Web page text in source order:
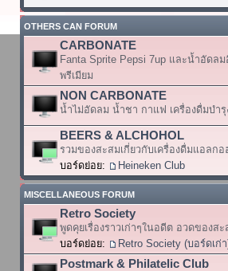
OTHERS CAN FORUM
CARBONATE
Fanta Sprite Pepsi 7up และน้ำอัดล
พรีเมียม
NON CARBONATE
น้ำไม่อัดลม น้ำชา กาแฟ เครื่องดื่มบำ
BEERS & ALCHOHOL
รวมของสะสมเกี่ยวกับเครื่องดื่มแอลกอ
บอร์ดย่อย:
Heineken Club
MISCELLANEOUS FORUM
Retro Society
พูดคุยเรื่องราวเก่าๆในอดีต อวดของส
บอร์ดย่อย:
Retro Society (บอร์ดเก่
Postmark & Philatelic Club